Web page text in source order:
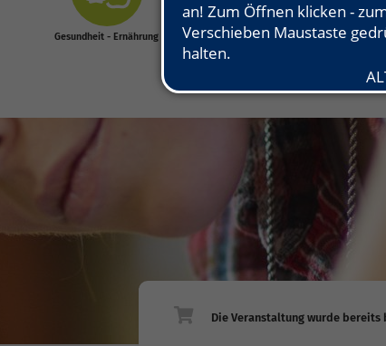
Gesundheit - Ernährung
Kunst - Kultur -